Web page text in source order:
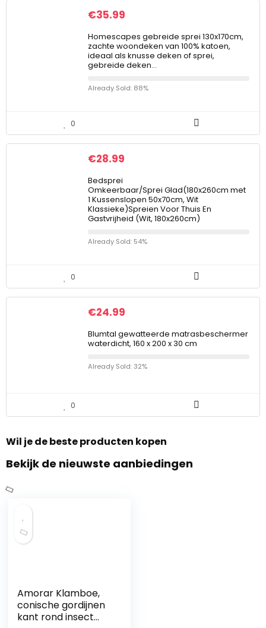
€35.99
Homescapes gebreide sprei 130x170cm,
zachte woondeken van 100% katoen,
ideaal als knusse deken of sprei,
gebreide deken…
Already Sold: 88%
0
€28.99
Bedsprei
Omkeerbaar/Sprei Glad(180x260cm met
1 Kussenslopen 50x70cm, Wit
Klassieke)Spreien Voor Thuis En
Gastvrijheid (Wit, 180x260cm)
Already Sold: 54%
0
€24.99
Blumtal gewatteerde matrasbeschermer
waterdicht, 160 x 200 x 30 cm
Already Sold: 32%
0
Wil je de beste producten kopen
Bekijk de nieuwste aanbiedingen
Amorar Klamboe,
conische gordijnen
kant rond insect